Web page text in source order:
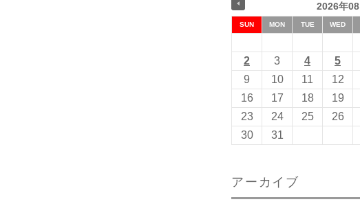
2026年08
SUN MON TUE WED
2
3 4 5
9
10 11 12
16
17 18 19
23
24 25 26
30
31
アーカイブ